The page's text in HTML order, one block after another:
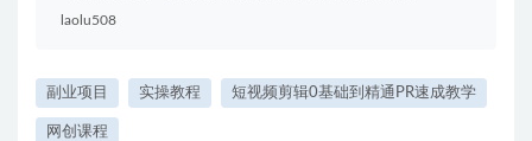
laolu508
副业项目 实操教程 短视频剪辑0基础到精通PR速成教学
网创课程